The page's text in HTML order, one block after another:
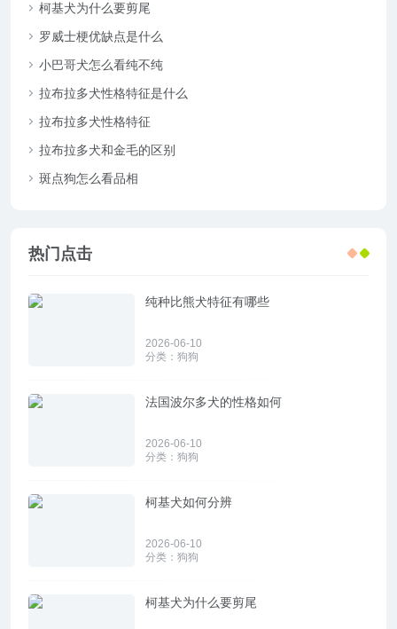
柯基犬为什么要剪尾
罗威士梗优缺点是什么
小巴哥犬怎么看纯不纯
拉布拉多犬性格特征是什么
拉布拉多犬性格特征
拉布拉多犬和金毛的区别
斑点狗怎么看品相
热门点击
纯种比熊犬特征有哪些
2026-06-10
分类： 狗狗
法国波尔多犬的性格如何
2026-06-10
分类： 狗狗
柯基犬如何分辨
2026-06-10
分类： 狗狗
柯基犬为什么要剪尾